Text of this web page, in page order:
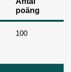
poäng
100